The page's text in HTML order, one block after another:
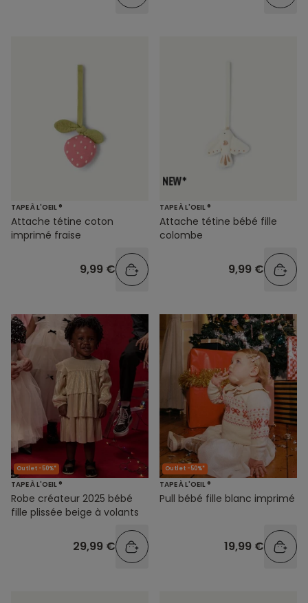
TAPE À L'OEIL ®
Attache tétine coton
imprimé fraise
9,99 €
TAPE À L'OEIL ®
Attache tétine bébé fille
colombe
9,99 €
Outlet -50%*
TAPE À L'OEIL ®
Robe créateur 2025 bébé
fille plissée beige à volants
29,99 €
Outlet -50%*
TAPE À L'OEIL ®
Pull bébé fille blanc imprimé
19,99 €